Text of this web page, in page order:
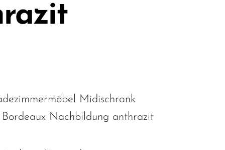
Midischrank
Nachbildung anthrazit